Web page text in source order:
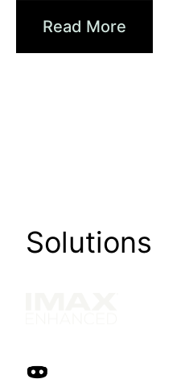
Read More
Solutions